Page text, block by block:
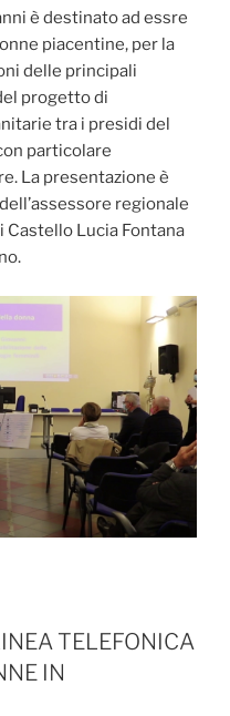
è destinato ad essre
piacentine, per la
delle principali
progetto di
tra i presidi del
particolare
La presentazione è
regionale
Castello Lucia Fontana
TELEFONICA
IN